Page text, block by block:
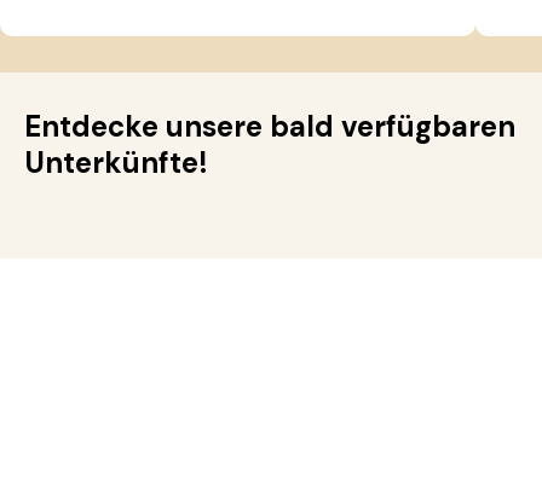
Entdecke unsere bald verfügbaren
Unterkünfte!